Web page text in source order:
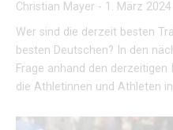
Christian Mayer - 1. März 2024
Wer sind die derzeit besten
besten Deutschen? In den
Frage anhand den
die Athletinnen und Athleten